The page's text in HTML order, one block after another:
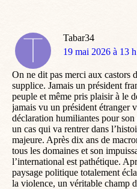
Tabar34
dit
19 mai 2026 à 13
On ne dit pas merci aux castors
supplice. Jamais un président
peuple et même pris plaisir à le
jamais vu un président étranger
déclaration humiliantes pour
un cas qui va rentrer dans
majeure. Après dix ans de
tous les domaines et son
l’international est pathétique.
paysage politique totalement
la violence, un véritable champ